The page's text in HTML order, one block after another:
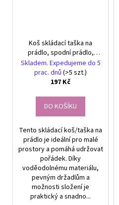
Koš skládací taška na
prádlo, spodní prádlo,
oblečení, hračky do
koupelny, prádelny
Skladem. Expedujeme do 5
prac. dnů (>5 szt.)
197 Kč
DO KOŠÍKU
Tento skládací koš/taška na
prádlo je ideální pro malé
prostory a pomáhá udržovat
pořádek. Díky
voděodolnému materiálu,
pevným držadlům a
možnosti složení je
praktický a snadno...